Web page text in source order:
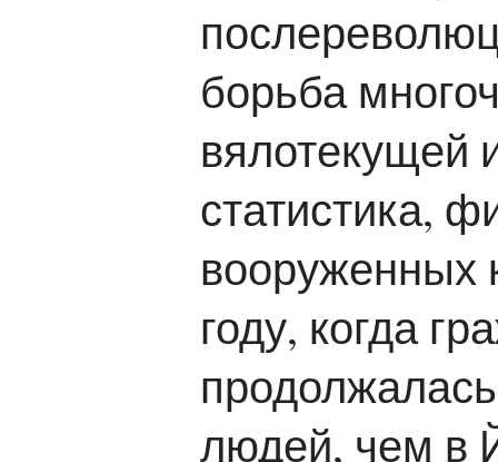
борьба
вялотекущей
статистика,
вооруженных
году, когда
людей, чем в